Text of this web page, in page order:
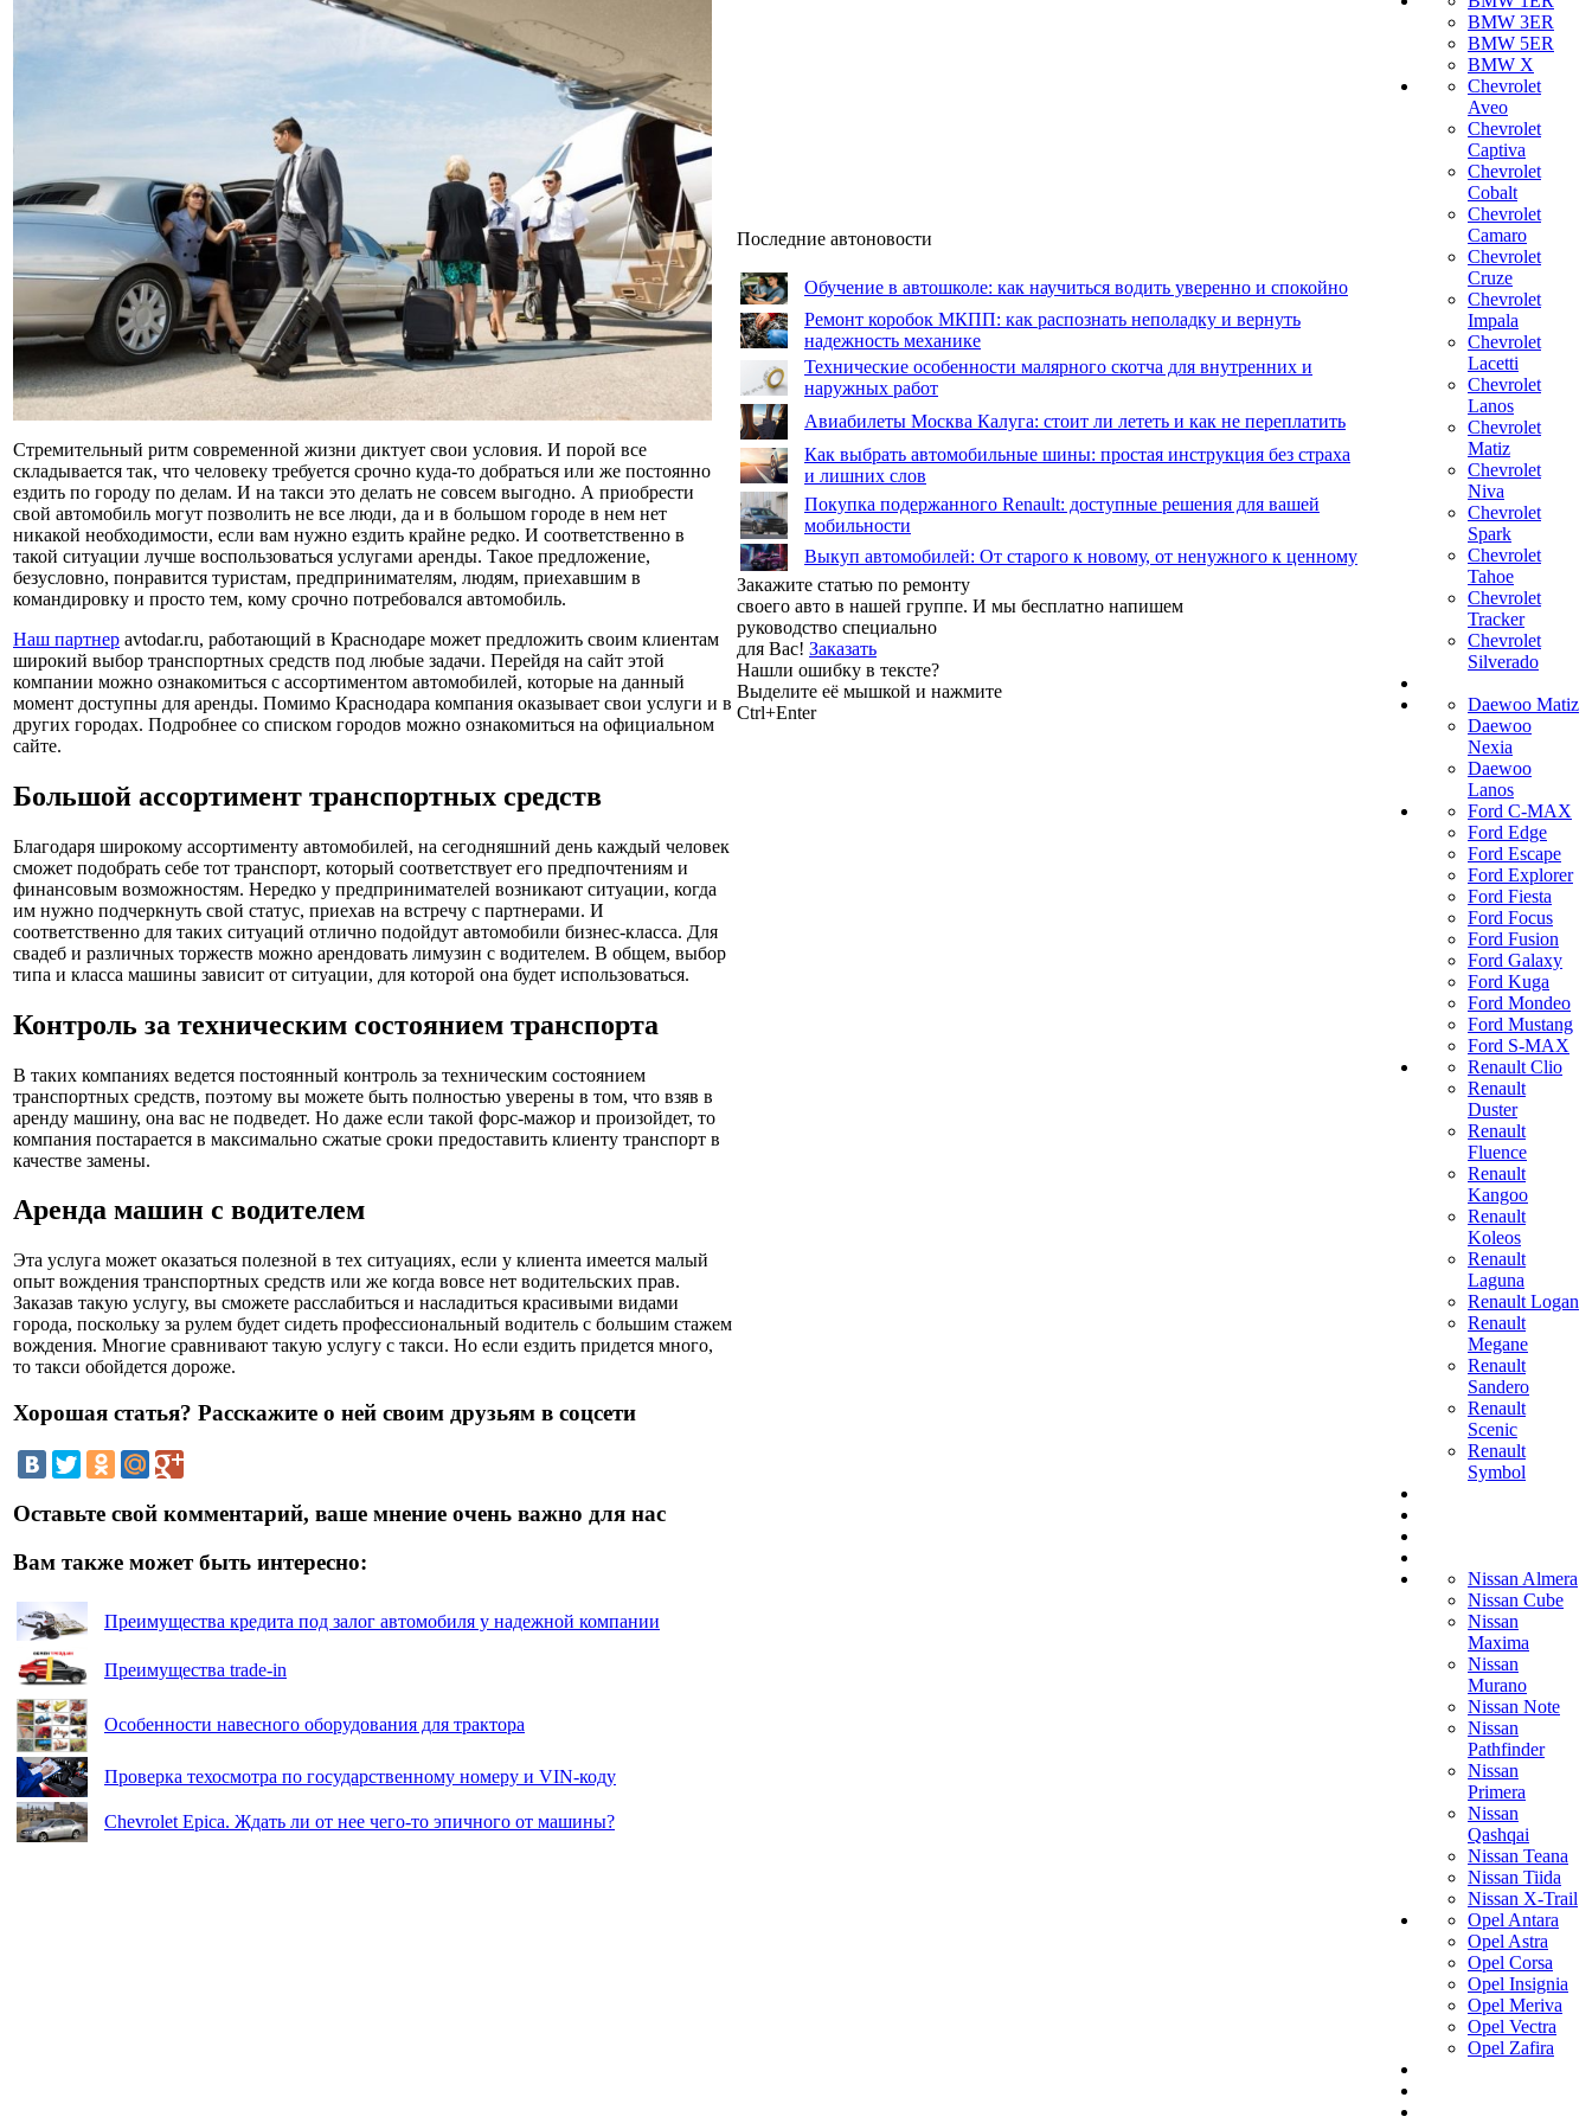
Стремительный ритм современной жизни диктует свои условия. И порой все
складывается так, что человеку требуется срочно куда-то добраться или же постоянно
ездить по городу по делам. И на такси это делать не совсем выгодно. А приобрести
свой автомобиль могут позволить не все люди, да и в большом городе в нем нет
никакой необходимости, если вам нужно ездить крайне редко. И соответственно в
такой ситуации лучше воспользоваться услугами аренды. Такое предложение,
безусловно, понравится туристам, предпринимателям, людям, приехавшим в
командировку и просто тем, кому срочно потребовался автомобиль.
Наш партнер avtodar.ru, работающий в Краснодаре может предложить своим клиентам
широкий выбор транспортных средств под любые задачи. Перейдя на сайт этой
компании можно ознакомиться с ассортиментом автомобилей, которые на данный
момент доступны для аренды. Помимо Краснодара компания оказывает свои услуги и в
других городах. Подробнее со списком городов можно ознакомиться на официальном
сайте.
Большой ассортимент транспортных средств
Благодаря широкому ассортименту автомобилей, на сегодняшний день каждый человек
сможет подобрать себе тот транспорт, который соответствует его предпочтениям и
финансовым возможностям. Нередко у предпринимателей возникают ситуации, когда
им нужно подчеркнуть свой статус, приехав на встречу с партнерами. И
соответственно для таких ситуаций отлично подойдут автомобили бизнес-класса. Для
свадеб и различных торжеств можно арендовать лимузин с водителем. В общем, выбор
типа и класса машины зависит от ситуации, для которой она будет использоваться.
Контроль за техническим состоянием транспорта
В таких компаниях ведется постоянный контроль за техническим состоянием
транспортных средств, поэтому вы можете быть полностью уверены в том, что взяв в
аренду машину, она вас не подведет. Но даже если такой форс-мажор и произойдет, то
компания постарается в максимально сжатые сроки предоставить клиенту транспорт в
качестве замены.
Аренда машин с водителем
Эта услуга может оказаться полезной в тех ситуациях, если у клиента имеется малый
опыт вождения транспортных средств или же когда вовсе нет водительских прав.
Заказав такую услугу, вы сможете расслабиться и насладиться красивыми видами
города, поскольку за рулем будет сидеть профессиональный водитель с большим стажем
вождения. Многие сравнивают такую услугу с такси. Но если ездить придется много,
то такси обойдется дороже.
Хорошая статья? Расскажите о ней своим друзьям в соцсети
Оставьте свой комментарий, ваше мнение очень важно для нас
Вам также может быть интересно:
Преимущества кредита под залог автомобиля у надежной компании
Преимущества trade-in
Особенности навесного оборудования для трактора
Проверка техосмотра по государственному номеру и VIN-коду
Chevrolet Epica. Ждать ли от нее чего-то эпичного от машины?
Последние автоновости
Обучение в автошколе: как научиться водить уверенно и спокойно
Ремонт коробок МКПП: как распознать неполадку и вернуть
надежность механике
Технические особенности малярного скотча для внутренних и
наружных работ
Авиабилеты Москва Калуга: стоит ли лететь и как не переплатить
Как выбрать автомобильные шины: простая инструкция без страха
и лишних слов
Покупка подержанного Renault: доступные решения для вашей
мобильности
Выкуп автомобилей: От старого к новому, от ненужного к ценному
Закажите статью по ремонту
своего авто в нашей группе. И мы бесплатно напишем
руководство специально
для Вас! Заказать
Нашли ошибку в тексте?
Выделите её мышкой и нажмите
Ctrl+Enter
BMW 3ER
BMW 5ER
BMW X
Chevrolet
Aveo
Chevrolet
Captiva
Chevrolet
Cobalt
Chevrolet
Camaro
Chevrolet
Cruze
Chevrolet
Impala
Chevrolet
Lacetti
Chevrolet
Lanos
Chevrolet
Matiz
Chevrolet
Niva
Chevrolet
Spark
Chevrolet
Tahoe
Chevrolet
Tracker
Chevrolet
Silverado
Daewoo Matiz
Daewoo
Nexia
Daewoo
Lanos
Ford C-MAX
Ford Edge
Ford Escape
Ford Explorer
Ford Fiesta
Ford Focus
Ford Fusion
Ford Galaxy
Ford Kuga
Ford Mondeo
Ford Mustang
Ford S-MAX
Renault Clio
Renault
Duster
Renault
Fluence
Renault
Kangoo
Renault
Koleos
Renault
Laguna
Renault Logan
Renault
Megane
Renault
Sandero
Renault
Scenic
Renault
Symbol
Nissan Almera
Nissan Cube
Nissan
Maxima
Nissan
Murano
Nissan Note
Nissan
Pathfinder
Nissan
Primera
Nissan
Qashqai
Nissan Teana
Nissan Tiida
Nissan X-Trail
Opel Antara
Opel Astra
Opel Corsa
Opel Insignia
Opel Meriva
Opel Vectra
Opel Zafira